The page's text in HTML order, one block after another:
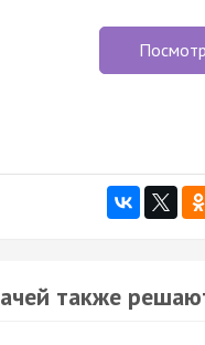
также